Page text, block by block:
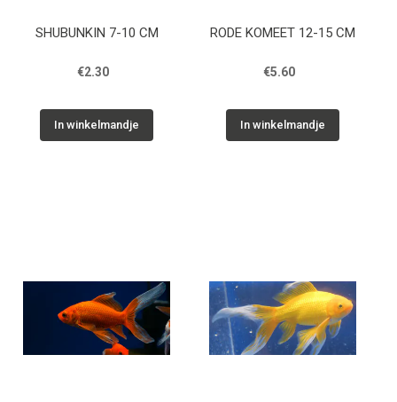
SHUBUNKIN 7-10 CM
€2.30
In winkelmandje
RODE KOMEET 12-15 CM
€5.60
In winkelmandje